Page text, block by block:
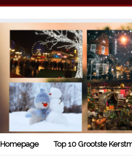
Homepage Top 10 Grootste